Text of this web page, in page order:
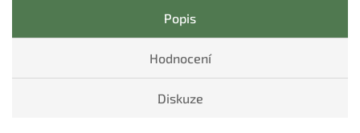
Popis
Hodnocení
Diskuze